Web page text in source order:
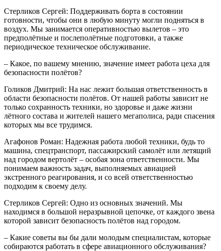
Стерликов Сергей: Поддерживать борта в состоянии
готовности, чтобы они в любую минуту могли подняться в
воздух. Мы занимается оперативностью вылетов – это
предполётные и послеполётные подготовки, а также
периодическое техническое обслуживание.
– Какое, по вашему мнению, значение имеет работа цеха для
безопасности полётов?
Голиков Дмитрий: На нас лежит большая ответственность в
области безопасности полётов. От нашей работы зависит не
только сохранность техники, но здоровье и даже жизни
лётного состава и жителей нашего мегаполиса, ради спасения
которых мы все трудимся.
Агафонов Роман: Надежная работа любой техники, будь то
машина, спецтранспорт, пассажирский самолёт или летящий
над городом вертолёт – особая зона ответственности. Мы
понимаем важность задач, выполняемых авиацией
экстренного реагирования, и со всей ответственностью
подходим к своему делу.
Стерликов Сергей: Одно из основных значений. Мы
находимся в большой неразрывной цепочке, от каждого звена
которой зависит безопасность полётов над городом.
– Какие советы вы бы дали молодым специалистам, которые
собираются работать в сфере авиационного обслуживания?